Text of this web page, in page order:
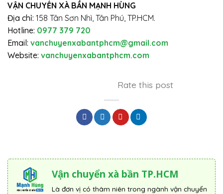
VẬN CHUYỂN XÀ BẦN MẠNH HÙNG
Địa chỉ: 158 Tân Sơn Nhì, Tân Phú, TP.HCM.
Hotline: 0977 379 720
Email: vanchuyenxabantphcm@gmail.com
Website: vanchuyenxabantphcm.com
Rate this post
Vận chuyển xà bần TP.HCM
Là đơn vị có thâm niên trong ngành vận chuyển